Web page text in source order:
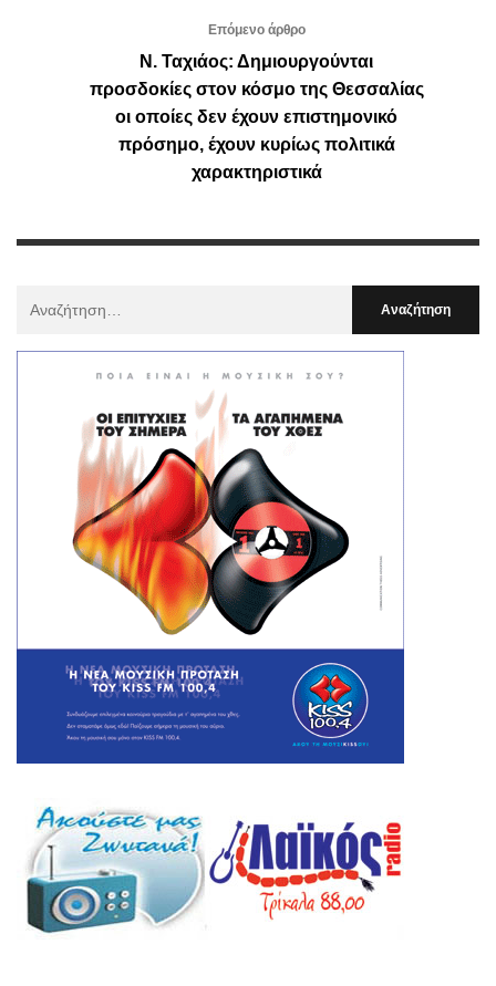
Επόμενο άρθρο
Ν. Ταχιάος: Δημιουργούνται
προσδοκίες στον κόσμο της Θεσσαλίας
οι οποίες δεν έχουν επιστημονικό
πρόσημο, έχουν κυρίως πολιτικά
χαρακτηριστικά
: